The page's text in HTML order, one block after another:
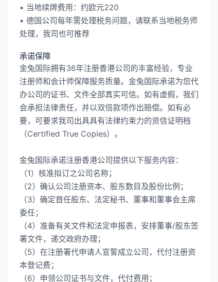
• 当地续牌费用：约欧元220
• 德国公司每年需处理税务问题，请联系当地税务师
处理，我司也可推荐
承诺保障
金兔国际拥有36年注册香港公司的丰富经验，专业
注册师和会计师保障服务质量。金兔国际承诺为您代
办公司的证书、文件全部真实可信。如有虚假，我们
会承担法律责任，并以双倍款项作出赔偿。如有必
要，可要求我司出具具有法律约束力的资信证明档
（Certified True Copies）。
金兔国际承诺注册香港公司提供以下服务内容：
（1）核准拟订之公司名称；
（2）确认公司注册资本、股东数目及股份比例；
（3）确定首任股东、法定秘书、董事和董事会主席
委任；
（4）准备有关文件和法定申报表，安排董事/股东签
署文件，递交政府办理；
（5）在注册署代申请人宣誓成立公司，代付注册资
本登记费；
（6）申领公司证书与文件，代付费用；